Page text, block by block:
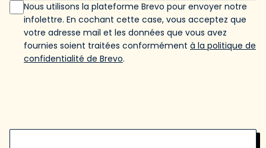
Nous utilisons la plateforme Brevo pour envoyer notre
infolettre. En cochant cette case, vous acceptez que
votre adresse mail et les données que vous avez
fournies soient traitées conformément à la politique de
confidentialité de Brevo.